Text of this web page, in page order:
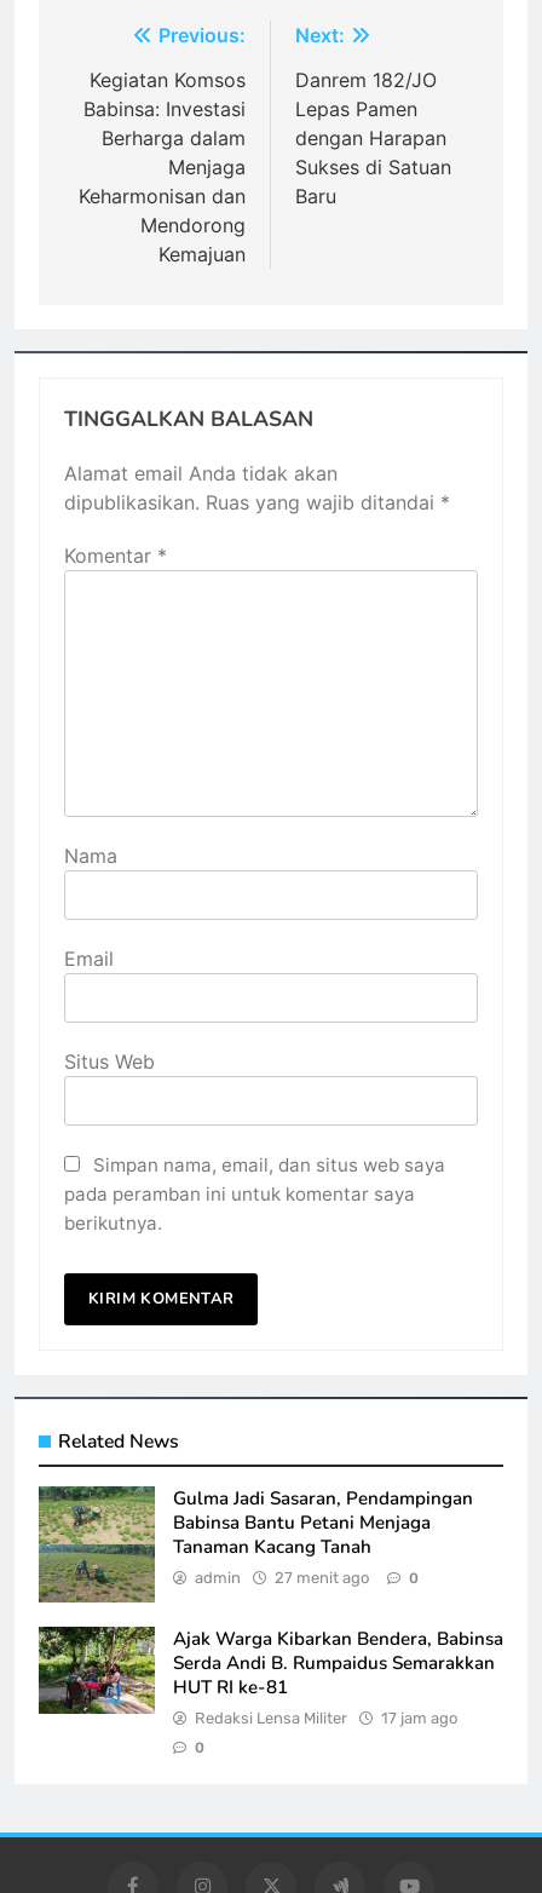
Navigasi
pos
Previous:
Kegiatan Komsos
Babinsa: Investasi
Berharga dalam
Menjaga
Keharmonisan dan
Mendorong
Kemajuan
Next:
Danrem 182/JO
Lepas Pamen
dengan Harapan
Sukses di Satuan
Baru
TINGGALKAN BALASAN
Alamat email Anda tidak akan
dipublikasikan. Ruas yang wajib ditandai *
Komentar *
Nama
Email
Situs Web
Simpan nama, email, dan situs web saya
pada peramban ini untuk komentar saya
berikutnya.
Related News
Gulma Jadi Sasaran, Pendampingan
Babinsa Bantu Petani Menjaga
Tanaman Kacang Tanah
admin 27 menit ago 0
Ajak Warga Kibarkan Bendera, Babinsa
Serda Andi B. Rumpaidus Semarakkan
HUT RI ke-81
Redaksi Lensa Militer 17 jam ago
0